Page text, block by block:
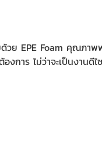
วย EPE Foam คุณภา
องการ ไม่ว่าจะเป็นง